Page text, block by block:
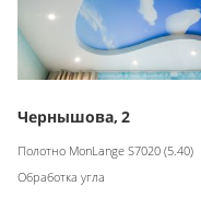
Чернышова, 2
Полотно MonLange S7020 (5.40)
Обработка угла